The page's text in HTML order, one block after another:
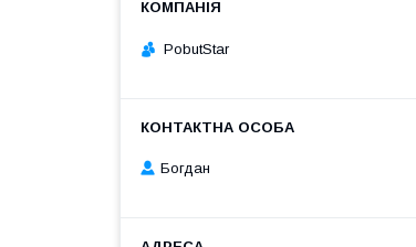
PobutStar
Богдан